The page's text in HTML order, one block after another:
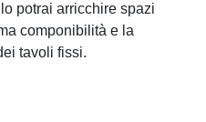
potrai arricchire spazi
componibilità e la
tavoli fissi.